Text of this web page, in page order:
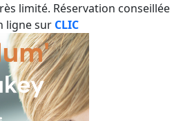
limité. Réservation conseillée
ligne sur CLIC